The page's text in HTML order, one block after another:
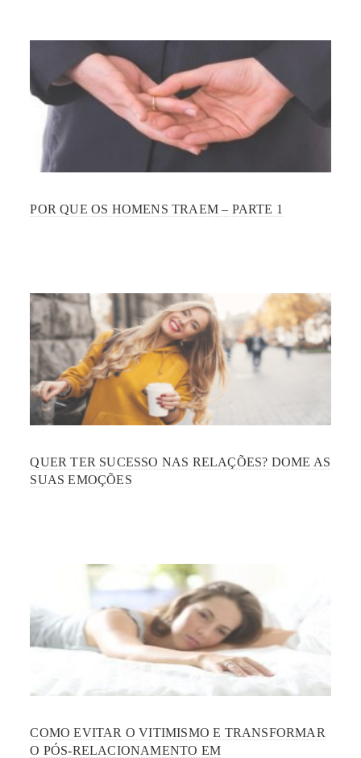
POR QUE OS HOMENS TRAEM – PARTE 1
QUER TER SUCESSO NAS RELAÇÕES? DOME AS
SUAS EMOÇÕES
COMO EVITAR O VITIMISMO E TRANSFORMAR
O PÓS-RELACIONAMENTO EM